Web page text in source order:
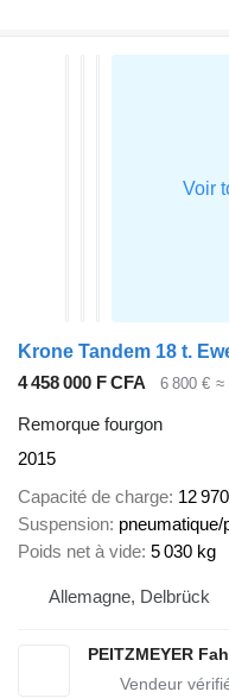
4 458 000 F CFA 6 800 € ≈
Remorque fourgon
2015
Capacité de charge 12
Suspension pneumatique/
Poids net à vide 5 030 kg
Allemagne, Delbrück
PEITZMEYER